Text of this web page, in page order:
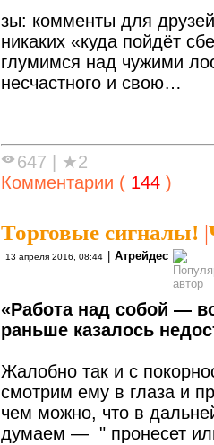
зы: комменты для
никаких «куда пойдёт
глумимся над чужими
несчастного и свою…
647
★2
Комментарии ( 144 )
Торговые сигналы! |
13 апреля 2016, 08:44 Атрейдес
«Работа над собой —
раньше казалось
Жалобно так и с
смотрим ему в глаза и
чем можно, что в
думаем — " пронесет